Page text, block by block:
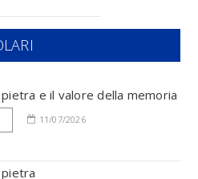
pietra e il valore della memoria
11/07/2026
pietra